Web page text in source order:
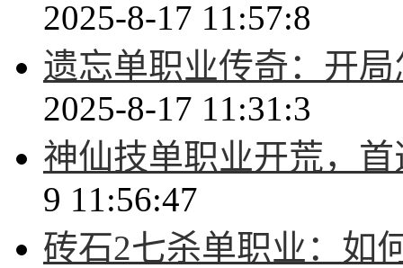
2025-8-17 11:57:8
遗忘单职业传奇：开
2025-8-17 11:31:3
神仙技单职业开荒，
9 11:56:47
砖石2七杀单职业：如